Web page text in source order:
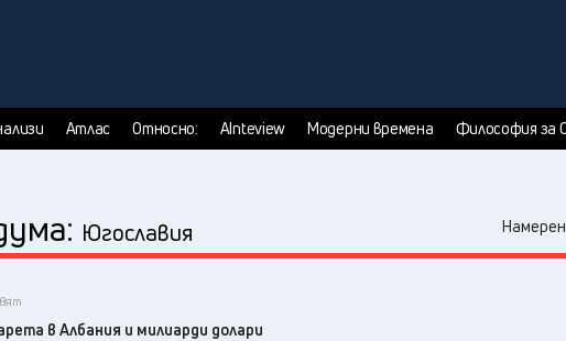
Атлас Относно: AInteview Модерни времена Философия за
Югославия
в Албания и милиарди долари